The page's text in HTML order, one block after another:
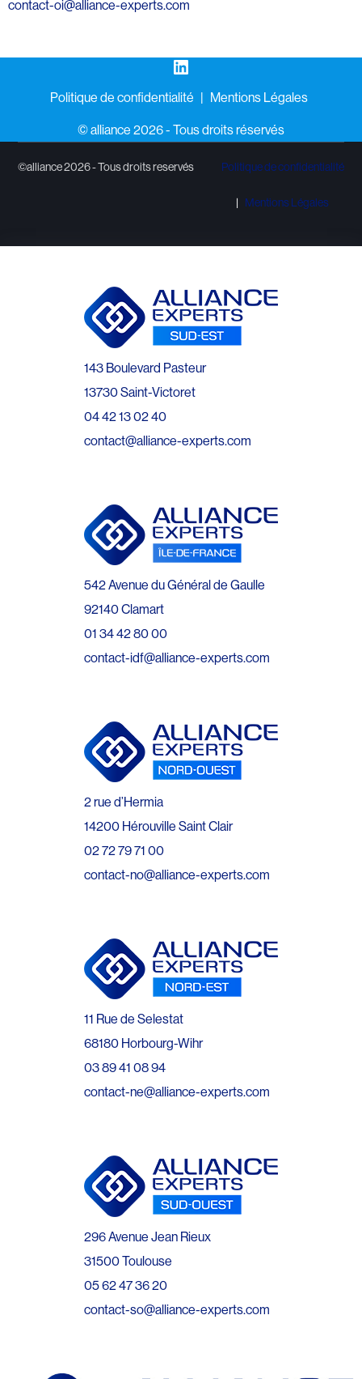
contact-oi@alliance-experts.com
LinkedIn
Politique de confidentialité
Mentions Légales
©️ alliance 2026 - Tous droits réservés
©alliance 2026 - Tous droits reservés Politique de confidentialité
Mentions Légales
143 Boulevard Pasteur
13730 Saint-Victoret
04 42 13 02 40
contact@alliance-experts.com
542 Avenue du Général de Gaulle
92140 Clamart
01 34 42 80 00
contact-idf@alliance-experts.com
2 rue d’Hermia
14200 Hérouville Saint Clair
02 72 79 71 00
contact-no@alliance-experts.com
11 Rue de Selestat
68180 Horbourg-Wihr
03 89 41 08 94
contact-ne@alliance-experts.com
296 Avenue Jean Rieux
31500 Toulouse
05 62 47 36 20
contact-so@alliance-experts.com